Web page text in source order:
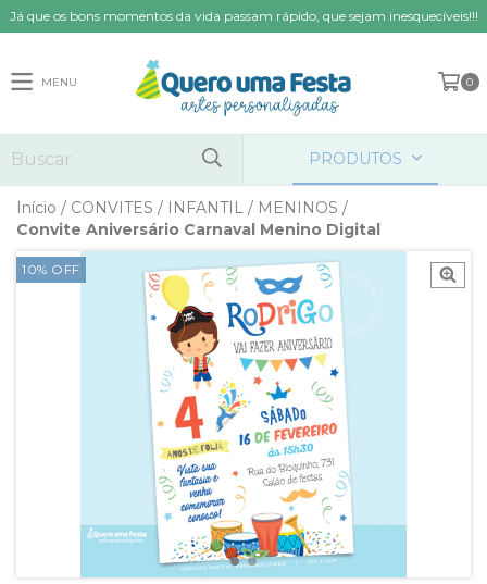
Já que os bons momentos da vida passam rápido, que sejam inesquecíveis!!!
MENU 0
PRODUTOS
Início / CONVITES / INFANTIL / MENINOS /
Convite Aniversário Carnaval Menino Digital
10% OFF